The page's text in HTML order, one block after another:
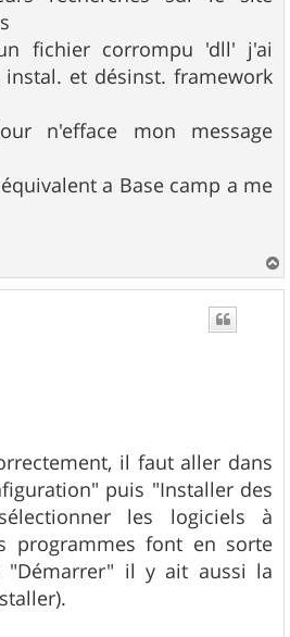
fichier corrompu 'dll' j'ai
et désinst. framework
n'efface mon message
a Base camp a me
a
il faut aller dans
puis "Installer des
les logiciels à
programmes font en sorte
"Démarrer" il y ait aussi la